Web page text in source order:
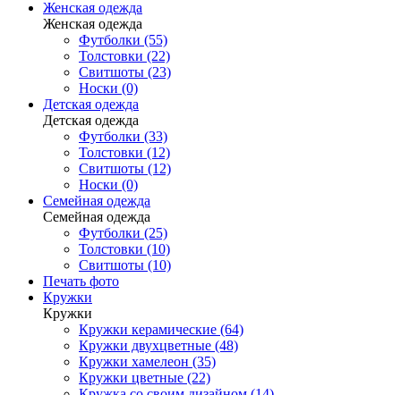
Женская одежда
Женская одежда
Футболки (55)
Толстовки (22)
Свитшоты (23)
Носки (0)
Детская одежда
Детская одежда
Футболки (33)
Толстовки (12)
Свитшоты (12)
Носки (0)
Семейная одежда
Семейная одежда
Футболки (25)
Толстовки (10)
Свитшоты (10)
Печать фото
Кружки
Кружки
Кружки керамические (64)
Кружки двухцветные (48)
Кружки хамелеон (35)
Кружки цветные (22)